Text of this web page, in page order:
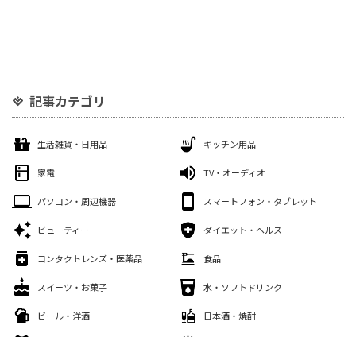
記事カテゴリ
生活雑貨・日用品 キッチン用品
家電 TV・オーディオ
パソコン・周辺機器 スマートフォン・タブレット
ビューティー ダイエット・ヘルス
コンタクトレンズ・医薬品 食品
スイーツ・お菓子 水・ソフトドリンク
ビール・洋酒 日本酒・焼酎